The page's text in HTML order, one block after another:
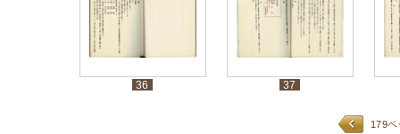
36 37
179